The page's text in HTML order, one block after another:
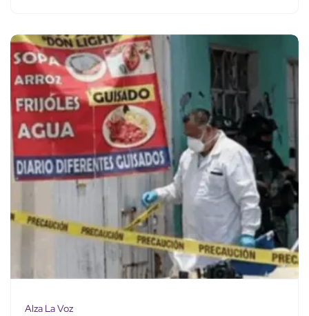
Alza La Voz